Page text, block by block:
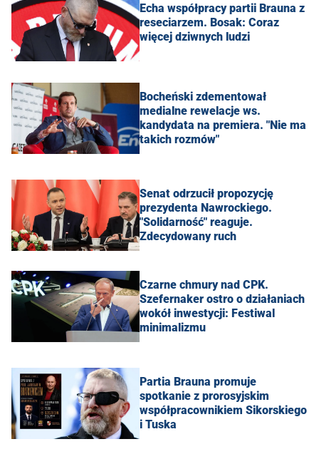
Echa współpracy partii Brauna z
reseciarzem. Bosak: Coraz
więcej dziwnych ludzi
Bocheński zdementował
medialne rewelacje ws.
kandydata na premiera. "Nie ma
takich rozmów"
Senat odrzucił propozycję
prezydenta Nawrockiego.
"Solidarność" reaguje.
Zdecydowany ruch
Czarne chmury nad CPK.
Szefernaker ostro o działaniach
wokół inwestycji: Festiwal
minimalizmu
Partia Brauna promuje
spotkanie z prorosyjskim
współpracownikiem Sikorskiego
i Tuska